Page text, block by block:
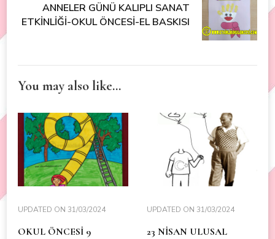
ANNELER GÜNÜ KALIPLI SANAT
ETKİNLİĞİ-OKUL ÖNCESİ-EL BASKISI
You may also like...
UPDATED ON 31/03/2024
OKUL ÖNCESİ 9
UPDATED ON 31/03/2024
23 NİSAN ULUSAL